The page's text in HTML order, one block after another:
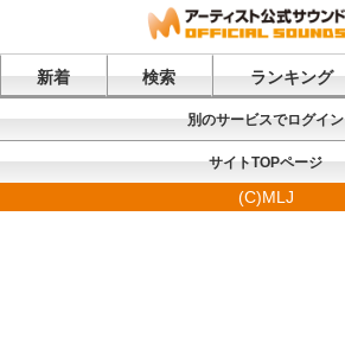
新着 検索 ランキング
別のサービスでログイン
サイトTOPページ
(C)MLJ